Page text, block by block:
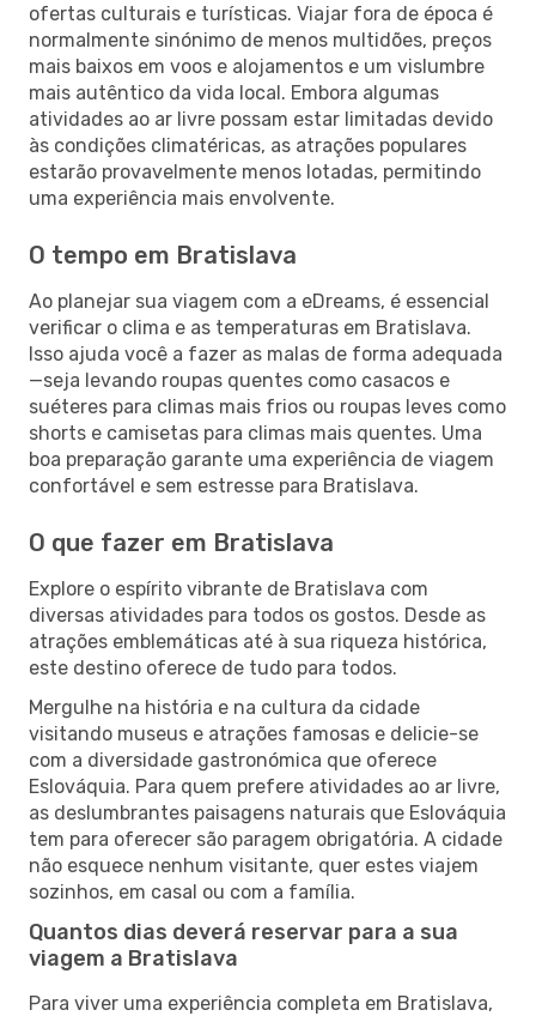
ofertas culturais e turísticas. Viajar fora de época é
normalmente sinónimo de menos multidões, preços
mais baixos em voos e alojamentos e um vislumbre
mais autêntico da vida local. Embora algumas
atividades ao ar livre possam estar limitadas devido
às condições climatéricas, as atrações populares
estarão provavelmente menos lotadas, permitindo
uma experiência mais envolvente.
O tempo em Bratislava
Ao planejar sua viagem com a eDreams, é essencial
verificar o clima e as temperaturas em Bratislava.
Isso ajuda você a fazer as malas de forma adequada
—seja levando roupas quentes como casacos e
suéteres para climas mais frios ou roupas leves como
shorts e camisetas para climas mais quentes. Uma
boa preparação garante uma experiência de viagem
confortável e sem estresse para Bratislava.
O que fazer em Bratislava
Explore o espírito vibrante de Bratislava com
diversas atividades para todos os gostos. Desde as
atrações emblemáticas até à sua riqueza histórica,
este destino oferece de tudo para todos.
Mergulhe na história e na cultura da cidade
visitando museus e atrações famosas e delicie-se
com a diversidade gastronómica que oferece
Eslováquia. Para quem prefere atividades ao ar livre,
as deslumbrantes paisagens naturais que Eslováquia
tem para oferecer são paragem obrigatória. A cidade
não esquece nenhum visitante, quer estes viajem
sozinhos, em casal ou com a família.
Quantos dias deverá reservar para a sua
viagem a Bratislava
Para viver uma experiência completa em Bratislava,